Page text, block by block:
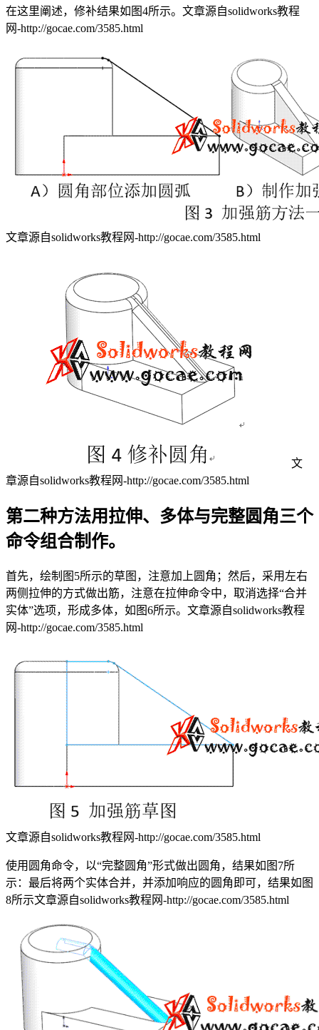
在这里阐述，修补结果如图4所示。 文章源自solidworks教程
网-http://gocae.com/3585.html
文章源自solidworks教程网-http://gocae.com/3585.html
文
章源自solidworks教程网-http://gocae.com/3585.html
第二种方法用拉伸、多体与完整圆角三个
命令组合制作。
首先，绘制图5所示的草图，注意加上圆角；然后，采用左右
两侧拉伸的方式做出筋，注意在拉伸命令中，取消选择“合并
实体”选项，形成多体，如图6所示。 文章源自solidworks教程
网-http://gocae.com/3585.html
文章源自solidworks教程网-http://gocae.com/3585.html
使用圆角命令，以“完整圆角”形式做出圆角，结果如图7所
示：最后将两个实体合并，并添加响应的圆角即可，结果如图
8所示文章源自solidworks教程网-http://gocae.com/3585.html